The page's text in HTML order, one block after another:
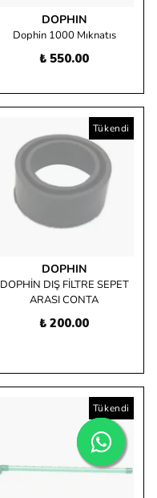
DOPHIN
Dophin 1000 Mıknatıs
₺ 550.00
Tükendi
DOPHIN
DOPHİN DIŞ FİLTRE SEPET
ARASI CONTA
₺ 200.00
Tükendi